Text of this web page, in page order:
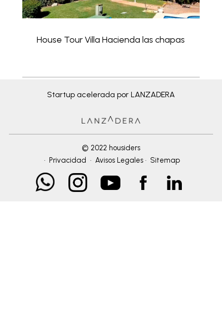
House Tour Villa Hacienda las chapas
Startup acelerada por LANZADERA
© 2022 housiders
· Privacidad · Avisos Legales · Sitemap